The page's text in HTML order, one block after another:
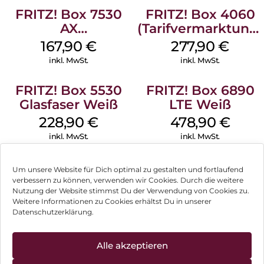
Um unsere Website für Dich optimal zu gestalten und fortlaufend
verbessern zu können, verwenden wir Cookies. Durch die weitere
Nutzung der Website stimmst Du der Verwendung von Cookies zu.
Weitere Informationen zu Cookies erhältst Du in unserer
Datenschutzerklärung.
Alle akzeptieren
FRITZ! Box 7530
AX
(Tarifvermarktung)
Weiß
167,90€
inkl. MwSt.
FRITZ! Box 4060
(Tarifvermarktung)
Weiß
277,90€
inkl. MwSt.
FRITZ! Box 5530
Glasfaser Weiß
228,90€
inkl. MwSt.
FRITZ! Box 6890
LTE Weiß
478,90 €
inkl. MwSt.
Impressum